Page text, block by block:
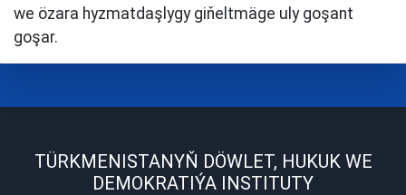
we özara hyzmatdaşlygy giňeltmäge uly goşant
goşar.
TÜRKMENISTANYŇ DÖWLET, HUKUK WE
DEMOKRATIÝA INSTITUTY